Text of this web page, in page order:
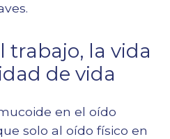
trabajo, la vida
de vida
en el oído
solo al oído físico en